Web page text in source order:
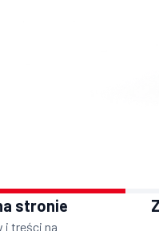
stronie
i treści na